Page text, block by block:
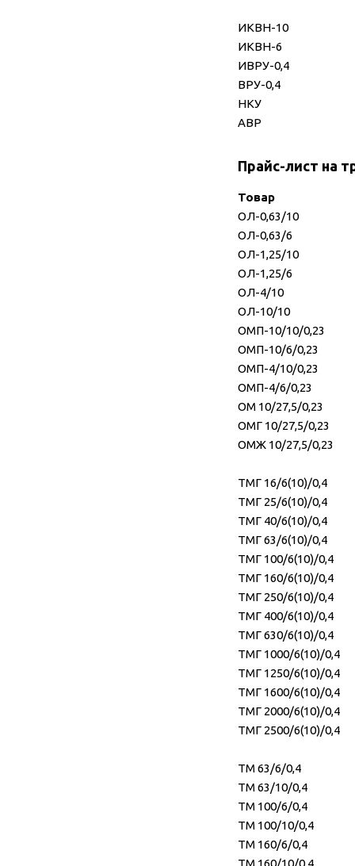
ИКВН-10
ИКВН-6
ИВРУ-0,4
ВРУ-0,4
НКУ
АВР
Прайс-лист на
Товар
ОЛ-0,63/10
ОЛ-0,63/6
ОЛ-1,25/10
ОЛ-1,25/6
ОЛ-4/10
ОЛ-10/10
ОМП-10/10/0,23
ОМП-10/6/0,23
ОМП-4/10/0,23
ОМП-4/6/0,23
ОМ 10/27,5/0,23
ОМГ 10/27,5/0,23
ОМЖ 10/27,5/0,23
ТМГ 16/6(10)/0,4
ТМГ 25/6(10)/0,4
ТМГ 40/6(10)/0,4
ТМГ 63/6(10)/0,4
ТМГ 100/6(10)/0,4
ТМГ 160/6(10)/0,4
ТМГ 250/6(10)/0,4
ТМГ 400/6(10)/0,4
ТМГ 630/6(10)/0,4
ТМГ 1000/6(10)/0,4
ТМГ 1250/6(10)/0,4
ТМГ 1600/6(10)/0,4
ТМГ 2000/6(10)/0,4
ТМГ 2500/6(10)/0,4
ТМ 63/6/0,4
ТМ 63/10/0,4
ТМ 100/6/0,4
ТМ 100/10/0,4
ТМ 160/6/0,4
ТМ 160/10/0,4